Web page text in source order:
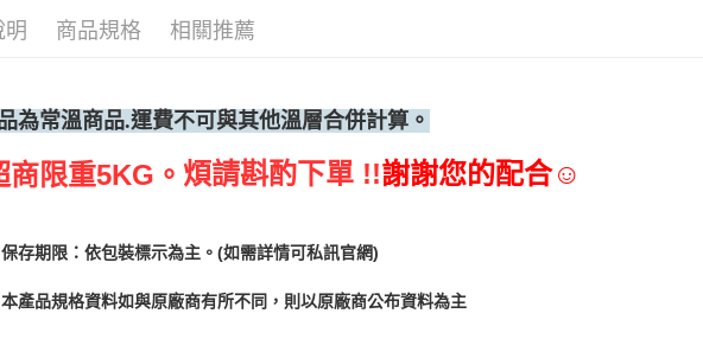
明 商品規格 相關推薦
為常溫商品.運費不可與其他溫層合併計算。
商限重5KG。 煩請斟酌下單 !!謝謝您的配合☺
保存期限：依包裝標示為主。(如需詳情可私訊官網)
本產品規格資料如與原廠商有所不同，則以原廠商公布資料為主